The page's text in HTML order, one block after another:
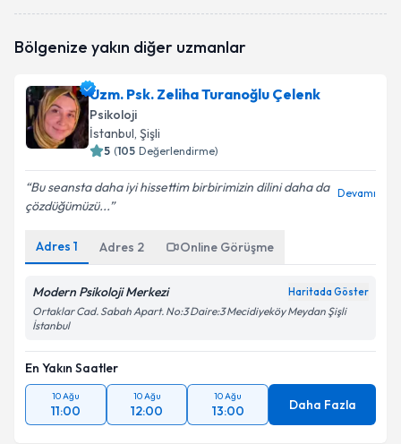
Bölgenize yakın diğer uzmanlar
Uzm. Psk. Zeliha Turanoğlu Çelenk
Psikoloji
İstanbul, Şişli
5 (105 Değerlendirme)
Bu seansta daha iyi hissettim birbirimizin dilini daha da
çözdüğümüzü...
Devamı
Adres 1 Adres 2 Online Görüşme
Modern Psikoloji Merkezi Haritada Göster
Ortaklar Cad. Sabah Apart. No:3 Daire:3 Mecidiyeköy Meydan Şişli
İstanbul
En Yakın Saatler
10 Ağu
11:00
10 Ağu
12:00
10 Ağu
13:00 Daha Fazla